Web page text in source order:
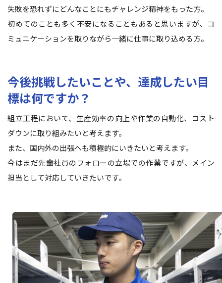
失敗を恐れずにどんなことにもチャレンジ精神をもった方。
初めてのことも多く不安になることもあると思いますが、コ
ミュニケーションを取りながら一緒に仕事に取り込める方。
今後挑戦したいことや、達成したい目
標は何ですか？
組立工程において、生産効率の向上や作業の自動化、コスト
ダウンに取り組みたいと考えます。
また、国内外の出張へも積極的にいきたいと考えます。
今はまだ先輩社員のフォローの立場での作業ですが、メイン
担当として対応していきたいです。